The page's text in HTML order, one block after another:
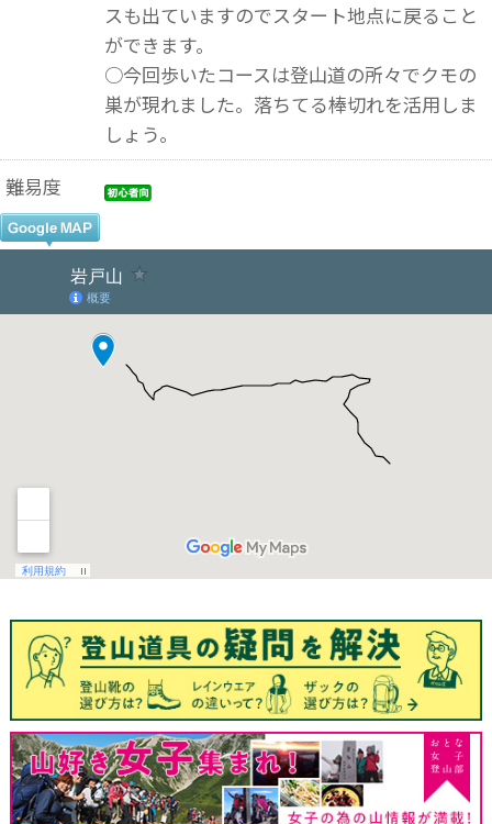
スも出ていますのでスタート地点に戻ること
ができます。
○今回歩いたコースは登山道の所々でクモの
巣が現れました。落ちてる棒切れを活用しま
しょう。
難易度